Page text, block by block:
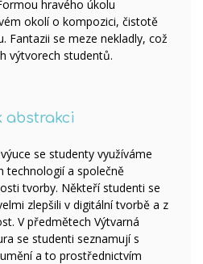
hravého úkolu
okolí o kompozici, čistotě
Fantazii se meze nekladly, což
výtvorech studentů.
abstrakci
se studenty využíváme
technologií a společně
tvorby. Někteří studenti se
zlepšili v digitální tvorbě a z
V předmětech Výtvarná
se studenti seznamují s
a to prostřednictvím